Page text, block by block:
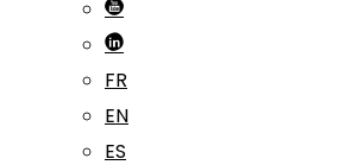
FR
EN
ES